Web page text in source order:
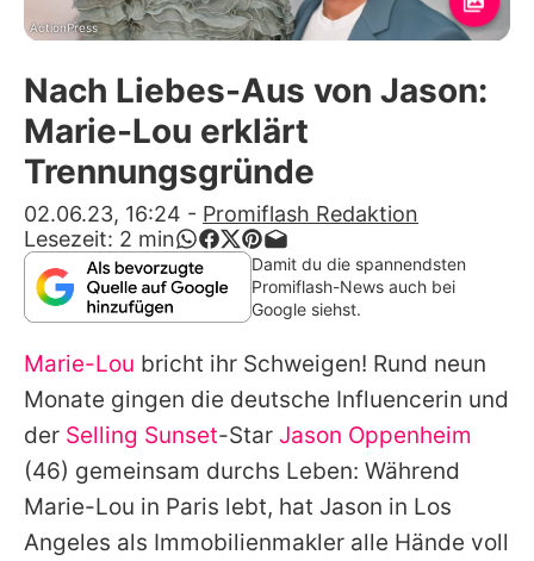
Promiflash Exklusiv
Alle Themen auf Promiflash
Jobs
App runterladen
Team
Redaktionelle Richtlinien
Impressum
Datenschutzerklärung
Nutzungsbedingungen
Utiq verwalten
ActionPress
Nach Liebes-Aus von Jason:
Marie-Lou erklärt
Trennungsgründe
02.06.23, 16:24 - Promiflash Redaktion
Lesezeit: 2 min
Damit du die spannendsten
Promiflash-News auch bei
Google siehst.
Marie-Lou bricht ihr Schweigen! Rund neun
Monate gingen die deutsche Influencerin und
der Selling Sunset-Star Jason Oppenheim
(46) gemeinsam durchs Leben: Während
Marie-Lou in Paris lebt, hat Jason in Los
Angeles als Immobilienmakler alle Hände voll